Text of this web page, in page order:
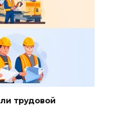
трудовой